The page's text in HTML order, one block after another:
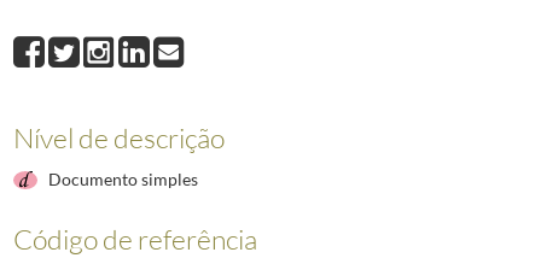
000009 Discurso do Presidente Aníbal Cavaco Silva no banquete em sua
(...)
Nível de descrição
Documento simples
Código de referência